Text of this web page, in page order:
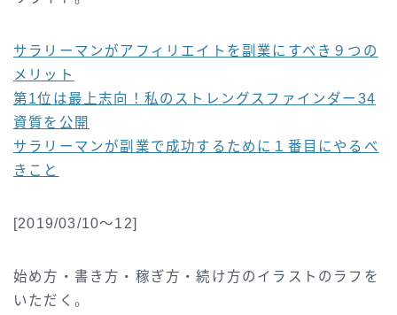
サラリーマンがアフィリエイトを副業にすべき９つの
メリット
第1位は最上志向！私のストレングスファインダー34
資質を公開
サラリーマンが副業で成功するために１番目にやるべ
きこと
[2019/03/10～12]
始め方・書き方・稼ぎ方・続け方のイラストのラフを
いただく。